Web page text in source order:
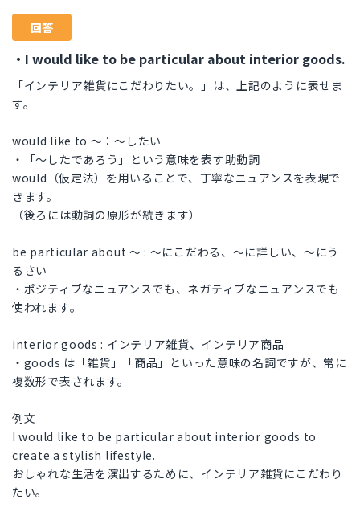
回答
・I would like to be particular about interior goods.
「インテリア雑貨にこだわりたい。」は、上記のように表せま
す。
would like to ～：～したい
・「～したであろう」という意味を表す助動詞
would（仮定法）を用いることで、丁寧なニュアンスを表現で
きます。
（後ろには動詞の原形が続きます）
be particular about 〜 : 〜にこだわる、〜に詳しい、〜にう
るさい
・ポジティブなニュアンスでも、ネガティブなニュアンスでも
使われます。
interior goods : インテリア雑貨、インテリア商品
・goods は「雑貨」「商品」といった意味の名詞ですが、常に
複数形で表されます。
例文
I would like to be particular about interior goods to
create a stylish lifestyle.
おしゃれな生活を演出するために、インテリア雑貨にこだわり
たい。